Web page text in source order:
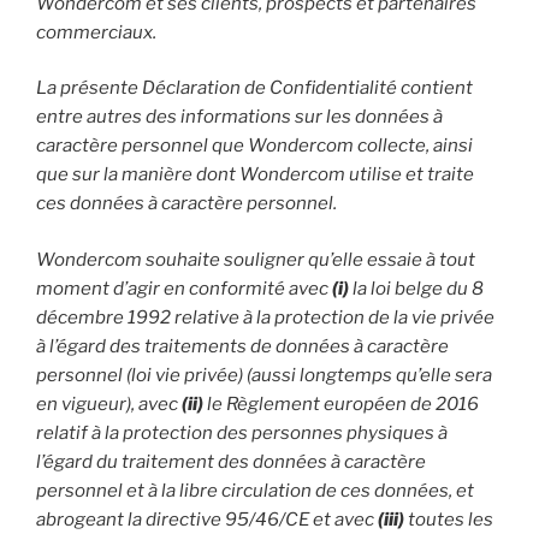
commerciaux.
La présente Déclaration de Confidentialité contient
entre autres des informations sur les données à
caractère personnel que Wondercom collecte, ainsi
que sur la manière dont Wondercom utilise et traite
ces données à caractère personnel.
Wondercom souhaite souligner qu’elle essaie à tout
moment d’agir en conformité avec(i)la loi belge du 8
décembre 1992 relative à la protection de la vie privée
à l’égard des traitements de données à caractère
personnel (loi vie privée) (aussi longtemps qu’elle sera
en vigueur), avec(ii)le Règlement européen de 2016
relatif à la protection des personnes physiques à
l’égard du traitement des données à caractère
personnel et à la libre circulation de ces données, et
abrogeant la directive 95/46/CE et avec(iii)toutes les